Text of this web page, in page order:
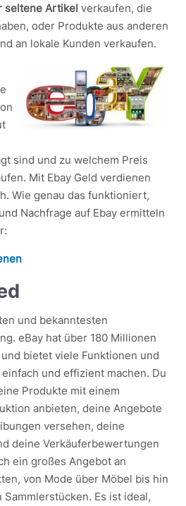
seltene Artikel verkaufen, die
oder Produkte aus anderen
an lokale Kunden verkaufen.
sind und zu welchem Preis
Mit Ebay Geld verdienen
Wie genau das funktioniert,
Nachfrage auf Ebay ermitteln
und bekanntesten
eBay hat über 180 Millionen
bietet viele Funktionen und
und effizient machen. Du
Produkte mit einem
anbieten, deine Angebote
versehen, deine
deine Verkäuferbewertungen
ein großes Angebot an
von Mode über Möbel bis hin
Es ist ideal,